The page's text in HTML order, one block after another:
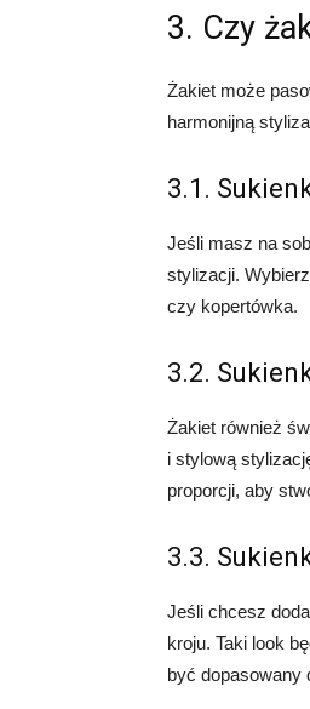
3. Czy
Żakiet może
harmonijną
3.1.
Jeśli masz na
stylizacji.
czy kopertówka.
3.2.
Żakiet również
i stylową
proporcji, aby
3.3.
Jeśli chcesz
kroju. Taki look
być dopasowany